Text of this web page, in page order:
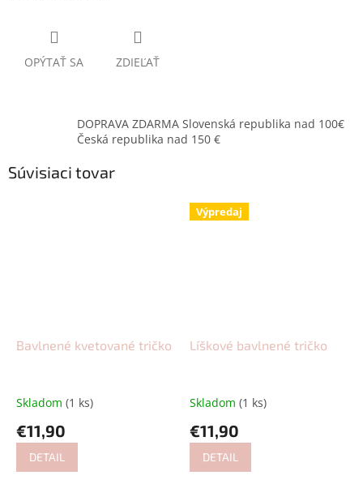
OPÝTAŤ SA ZDIEĽAŤ
DOPRAVA ZDARMA Slovenská republika nad 100€
Česká republika nad 150 €
Súvisiaci tovar
Bavlnené kvetované tričko
Skladom (1 ks)
€11,90
DETAIL
Výpredaj
Líškové bavlnené tričko
Skladom (1 ks)
€11,90
DETAIL